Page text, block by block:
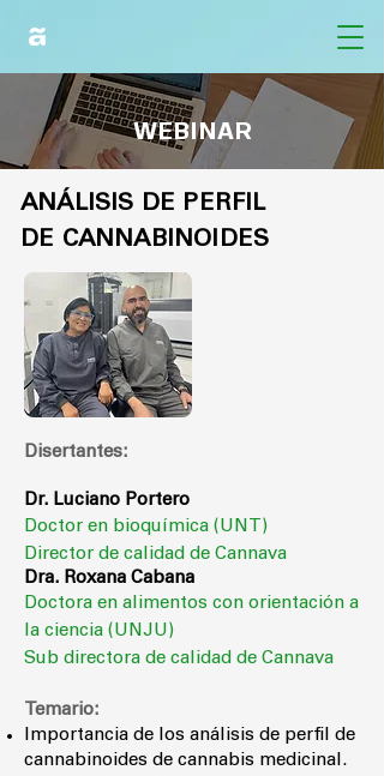
WEBINAR
ANÁLISIS DE PERFIL
DE CANNABINOIDES
Disertantes:
Dr. Luciano Portero
Doctor en bioquímica (UNT)
Director de calidad de Cannava
Dra. Roxana Cabana
Doctora en alimentos con orientación a
la ciencia (UNJU)
Sub directora de calidad de Cannava
Temario:
Importancia de los análisis de perfil de
cannabinoides de cannabis medicinal.